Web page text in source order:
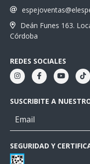
Deán Funes 163.
Córdoba
REDES SOCIALES
SUSCRIBITE A
SEGURIDAD Y